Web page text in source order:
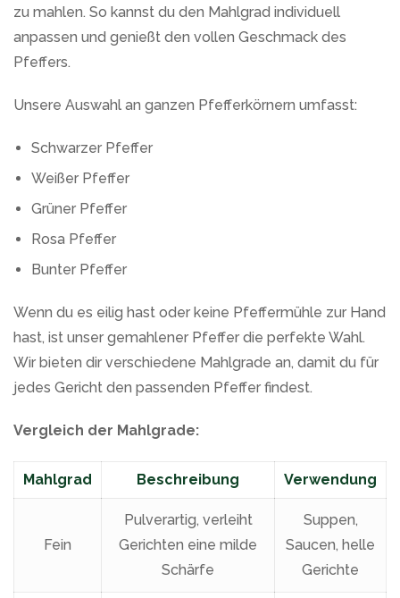
zu mahlen. So kannst du den Mahlgrad individuell
anpassen und genießt den vollen Geschmack des
Pfeffers.
Unsere Auswahl an ganzen Pfefferkörnern umfasst:
Schwarzer Pfeffer
Weißer Pfeffer
Grüner Pfeffer
Rosa Pfeffer
Bunter Pfeffer
Wenn du es eilig hast oder keine Pfeffermühle zur Hand
hast, ist unser gemahlener Pfeffer die perfekte Wahl.
Wir bieten dir verschiedene Mahlgrade an, damit du für
jedes Gericht den passenden Pfeffer findest.
Vergleich der Mahlgrade:
Mahlgrad Beschreibung Verwendung
Fein
Pulverartig, verleiht
Gerichten eine milde
Schärfe
Suppen,
Saucen, helle
Gerichte